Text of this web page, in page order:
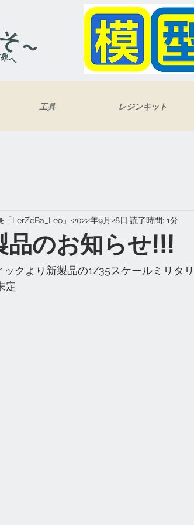
～
へ
工具 レジンキット
品のお知らせ!!!
「LerZeBa_Leo」 2022年9月28日 読了時間: 1分
ックより新製品の1/35スケールミリタ
定